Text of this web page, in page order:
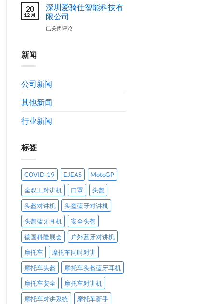
作
品
获
仕
（EJEAS）
品
牌
程
20
12 月
深圳爱骑仕智能科技有
限公司
深
科
有
公
司
已关闭评论
新闻
公司新闻
其他新闻
行业新闻
标签
COVID-19 EJEAS
MotoGP
全双工对讲机
口罩
头盔
头盔对讲机
头盔蓝牙对讲机
头盔蓝牙耳机
安全头盔
德国科隆展会
户外蓝牙对讲机
摩托车
摩托车同时对讲
摩托车头盔
摩托车头盔蓝牙耳机
摩托车安全
摩托车对讲机
摩托车对讲系统
摩托车新手